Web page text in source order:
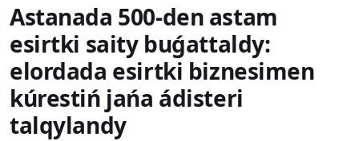
Astanada 500-den astam
esirtki saity buǵattaldy:
elordada esirtki biznesimen
kúrestiń jańa ádisteri
talqylandy